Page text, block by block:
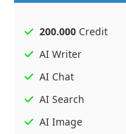
200.000 Credit
AI Writer
AI Chat
AI Search
AI Image